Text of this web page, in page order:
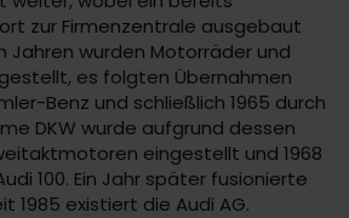
zur Firmenzentrale ausgebaut
Jahren wurden Motorräder und
es folgten Übernahmen
Benz und schließlich 1965 durch
DKW wurde aufgrund dessen
eingestellt und 1968
100. Ein Jahr später fusionierte
1985 existiert die Audi AG.